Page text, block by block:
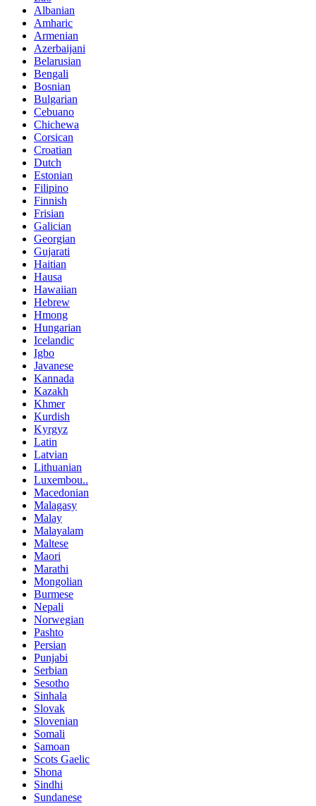
Albanian
Amharic
Armenian
Azerbaijani
Belarusian
Bengali
Bosnian
Bulgarian
Cebuano
Chichewa
Corsican
Croatian
Dutch
Estonian
Filipino
Finnish
Frisian
Galician
Georgian
Gujarati
Haitian
Hausa
Hawaiian
Hebrew
Hmong
Hungarian
Icelandic
Igbo
Javanese
Kannada
Kazakh
Khmer
Kurdish
Kyrgyz
Latin
Latvian
Lithuanian
Luxembou..
Macedonian
Malagasy
Malay
Malayalam
Maltese
Maori
Marathi
Mongolian
Burmese
Nepali
Norwegian
Pashto
Persian
Punjabi
Serbian
Sesotho
Sinhala
Slovak
Slovenian
Somali
Samoan
Scots Gaelic
Shona
Sindhi
Sundanese